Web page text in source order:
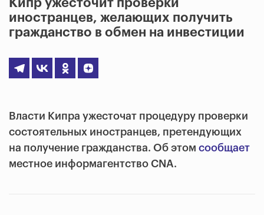
Кипр ужесточит проверки
иностранцев, желающих получить
гражданство в обмен на инвестиции
Власти Кипра ужесточат процедуру проверки
состоятельных иностранцев, претендующих
на получение гражданства. Об этом сообщает
местное информагентство CNA.